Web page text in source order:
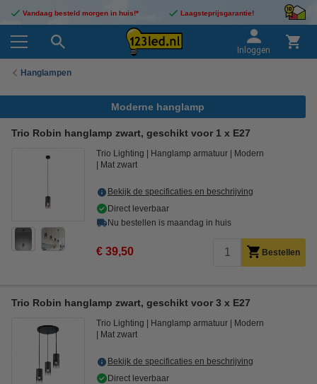
Vandaag besteld morgen in huis!* Laagsteprijsgarantie!
Inloggen
Hanglampen
Moderne hanglamp
Trio Robin hanglamp zwart, geschikt voor 1 x E27
Trio Lighting Hanglamp armatuur
Modern
Mat zwart
Bekijk de specificaties en beschrijving
Direct leverbaar
Nu bestellen is maandag in huis
€ 39,50 Bestellen
Trio Robin hanglamp zwart, geschikt voor 3 x E27
Trio Lighting Hanglamp armatuur
Modern
Mat zwart
Bekijk de specificaties en beschrijving
Direct leverbaar